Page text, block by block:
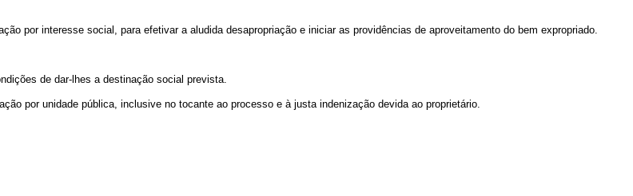
por interesse social, para efetivar a aludida desapropriação e iniciar as providências de aproveitamento do bem expropriado.
de dar-lhes a destinação social prevista.
por unidade pública, inclusive no tocante ao processo e à justa indenização devida ao proprietário.